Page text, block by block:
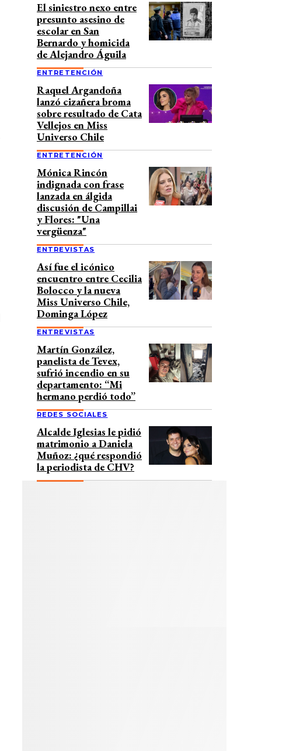
El siniestro nexo entre
presunto asesino de
escolar en San
Bernardo y homicida
de Alejandro Águila
ENTRETENCIÓN
Raquel Argandoña
lanzó cizañera broma
sobre resultado de Cata
Vellejos en Miss
Universo Chile
ENTRETENCIÓN
Mónica Rincón
indignada con frase
lanzada en álgida
discusión de Campillai
y Flores: "Una
vergüenza"
ENTREVISTAS
Así fue el icónico
encuentro entre Cecilia
Bolocco y la nueva
Miss Universo Chile,
Dominga López
ENTREVISTAS
Martín González,
panelista de Tevex,
sufrió incendio en su
departamento: “Mi
hermano perdió todo”
REDES SOCIALES
Alcalde Iglesias le pidió
matrimonio a Daniela
Muñoz: ¿qué respondió
la periodista de CHV?